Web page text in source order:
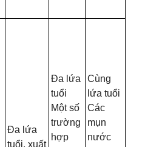
Đa lứa
tuổi, xuất
Đa lứa
tuổi
Một số
trường
hợp
Cùng
lứa tuổi
Các
mụn
nước